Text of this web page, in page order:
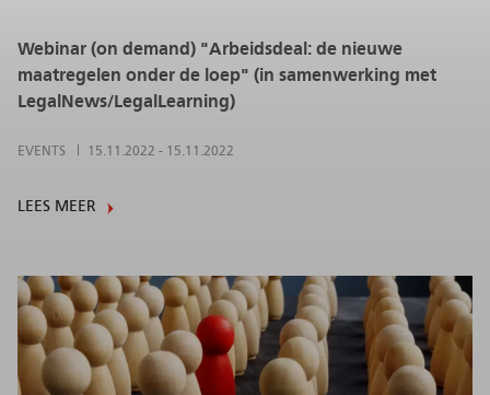
Webinar (on demand) "Arbeidsdeal: de nieuwe
maatregelen onder de loep" (in samenwerking met
LegalNews/LegalLearning)
EVENTS 15.11.2022 - 15.11.2022
LEES MEER